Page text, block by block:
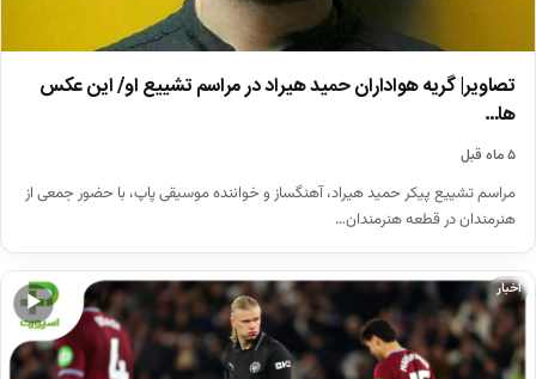
تصاویر| گریه هواداران حمید هیراد در مراسم تشییع او/ این عکس
ها…
۵ ماه قبل
مراسم تشییع پیکر حمید هیراد، آهنگساز و خواننده موسیقی پاپ، با حضور جمعی از
هنرمندان در قطعه هنرمندان…
▶
اخبار